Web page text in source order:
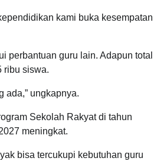
kami buka kesempatan
perbantuan guru lain. Adapun total
ribu siswa.
ada,” ungkapnya.
Sekolah Rakyat di tahun
meningkat.
bisa tercukupi kebutuhan guru